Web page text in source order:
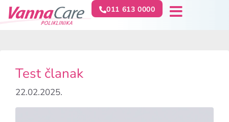
011 613 0000
Test članak
22.02.2025.